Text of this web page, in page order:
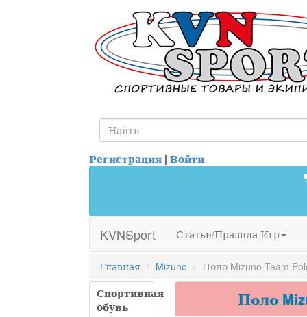
Регистрация | Войти
KVNSport Статьи/Правила Игр
Главная Mizuno
Поло Mizuno Team
Спортивная
обувь
Поло